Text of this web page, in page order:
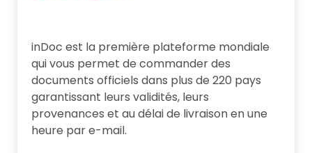
inDoc est la première plateforme mondiale
qui vous permet de commander des
documents officiels dans plus de 220 pays
garantissant leurs validités, leurs
provenances et au délai de livraison en une
heure par e-mail.